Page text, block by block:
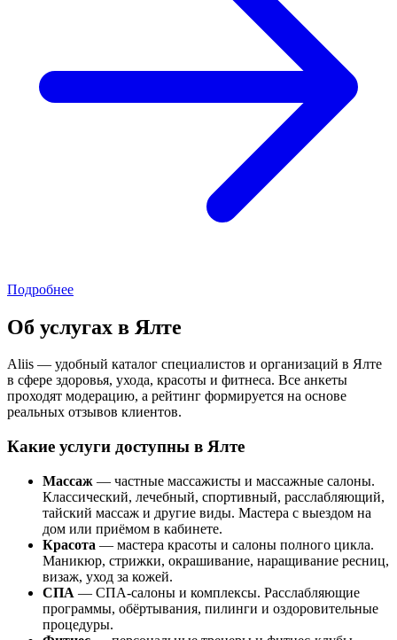
Подробнее
Об услугах в Ялте
Aliis — удобный каталог специалистов и организаций в Ялте
в сфере здоровья, ухода, красоты и фитнеса. Все анкеты
проходят модерацию, а рейтинг формируется на основе
реальных отзывов клиентов.
Какие услуги доступны в Ялте
Массаж — частные массажисты и массажные салоны.
Классический, лечебный, спортивный, расслабляющий,
тайский массаж и другие виды. Мастера с выездом на
дом или приёмом в кабинете.
Красота — мастера красоты и салоны полного цикла.
Маникюр, стрижки, окрашивание, наращивание ресниц,
визаж, уход за кожей.
СПА — СПА-салоны и комплексы. Расслабляющие
программы, обёртывания, пилинги и оздоровительные
процедуры.